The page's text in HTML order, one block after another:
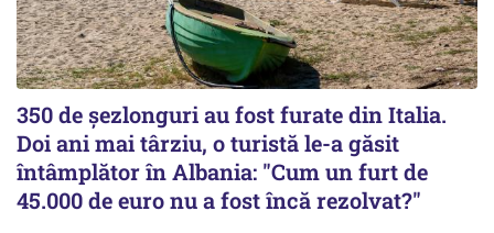
350 de șezlonguri au fost furate din Italia.
Doi ani mai târziu, o turistă le-a găsit
întâmplător în Albania: "Cum un furt de
45.000 de euro nu a fost încă rezolvat?"